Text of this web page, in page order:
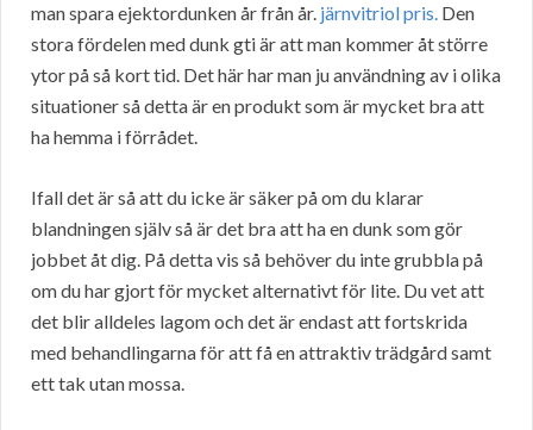
man spara ejektordunken år från år. järnvitriol pris. Den
stora fördelen med dunk gti är att man kommer åt större
ytor på så kort tid. Det här har man ju användning av i olika
situationer så detta är en produkt som är mycket bra att
ha hemma i förrådet.
Ifall det är så att du icke är säker på om du klarar
blandningen själv så är det bra att ha en dunk som gör
jobbet åt dig. På detta vis så behöver du inte grubbla på
om du har gjort för mycket alternativt för lite. Du vet att
det blir alldeles lagom och det är endast att fortskrida
med behandlingarna för att få en attraktiv trädgård samt
ett tak utan mossa.